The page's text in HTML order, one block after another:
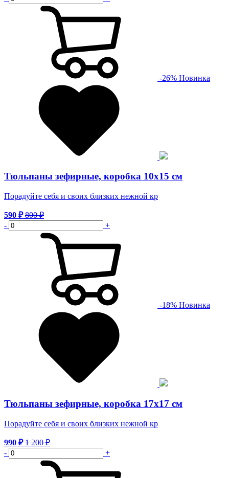
-26% Новинка
Тюльпаны зефирные, коробка 10х15 см
Порадуйте себя и своих близких нежной кр
590 ₽ 800₽
-
+
-18% Новинка
Тюльпаны зефирные, коробка 17х17 см
Порадуйте себя и своих близких нежной кр
990 ₽ 1 200₽
-
+